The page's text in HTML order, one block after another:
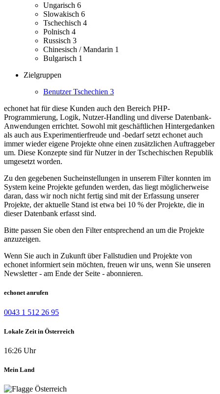
Ungarisch 6
Slowakisch 6
Tschechisch 4
Polnisch 4
Russisch 3
Chinesisch / Mandarin 1
Bulgarisch 1
Zielgruppen
Benutzer Tschechien 3
echonet hat für diese Kunden auch den Bereich PHP-
Programmierung, Logik, Nutzer-Handling und diverse Datenbank-
Anwendungen errichtet. Sowohl mit geschäftlichen Hintergedanken
als auch aus Experimentierfreude und -bedarf setzt echonet auch
immer wieder eigene Projekte ohne einen zusätzlichen Auftraggeber
um. Diese Konzepte sind für Nutzer in der Tschechischen Republik
umgesetzt worden.
Zu den gegebenen Sucheinstellungen in unserem Filter konnten im
System keine Projekte gefunden werden, das liegt möglicherweise
daran, dass wir noch nicht fertig sind mit der Erfassung unserer
Projekte, der aktuelle Stand ist etwa bei 10 % der Projekte, die in
dieser Datenbank erfasst sind.
Bitte passen Sie oben den Filter entsprechend an um die Projekte
anzuzeigen.
Wenn Sie auch in Zukunft über Fallstudien und Projekte von
echonet informiert sein möchten, freuen wir uns, wenn Sie unseren
Newsletter - am Ende der Seite - abonnieren.
echonet anrufen
0043 1 512 26 95
Lokale Zeit in Österreich
16:26 Uhr
Mein Land